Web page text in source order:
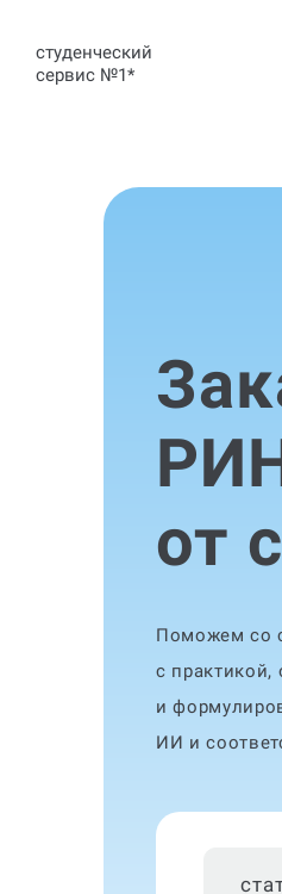
студенческий
сервис №1*
от
Поможем со
с практикой,
и
ИИ и